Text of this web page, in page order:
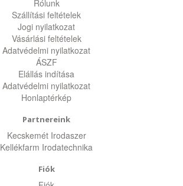
Rólunk
Szállítási feltételek
Jogi nyilatkozat
Vásárlási feltételek
Adatvédelmi nyilatkozat
ÁSZF
Elállás indítása
Adatvédelmi nyilatkozat
Honlaptérkép
Partnereink
Kecskemét Irodaszer
Kellékfarm Irodatechnika
Fiók